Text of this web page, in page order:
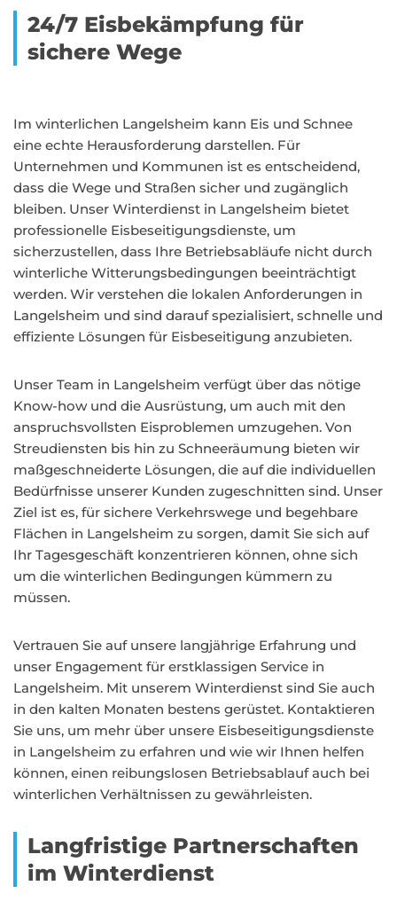
24/7 Eisbekämpfung für
sichere Wege
Im winterlichen Langelsheim kann Eis und Schnee
eine echte Herausforderung darstellen. Für
Unternehmen und Kommunen ist es entscheidend,
dass die Wege und Straßen sicher und zugänglich
bleiben. Unser Winterdienst in Langelsheim bietet
professionelle Eisbeseitigungsdienste, um
sicherzustellen, dass Ihre Betriebsabläufe nicht durch
winterliche Witterungsbedingungen beeinträchtigt
werden. Wir verstehen die lokalen Anforderungen in
Langelsheim und sind darauf spezialisiert, schnelle und
effiziente Lösungen für Eisbeseitigung anzubieten.
Unser Team in Langelsheim verfügt über das nötige
Know-how und die Ausrüstung, um auch mit den
anspruchsvollsten Eisproblemen umzugehen. Von
Streudiensten bis hin zu Schneeräumung bieten wir
maßgeschneiderte Lösungen, die auf die individuellen
Bedürfnisse unserer Kunden zugeschnitten sind. Unser
Ziel ist es, für sichere Verkehrswege und begehbare
Flächen in Langelsheim zu sorgen, damit Sie sich auf
Ihr Tagesgeschäft konzentrieren können, ohne sich
um die winterlichen Bedingungen kümmern zu
müssen.
Vertrauen Sie auf unsere langjährige Erfahrung und
unser Engagement für erstklassigen Service in
Langelsheim. Mit unserem Winterdienst sind Sie auch
in den kalten Monaten bestens gerüstet. Kontaktieren
Sie uns, um mehr über unsere Eisbeseitigungsdienste
in Langelsheim zu erfahren und wie wir Ihnen helfen
können, einen reibungslosen Betriebsablauf auch bei
winterlichen Verhältnissen zu gewährleisten.
Langfristige Partnerschaften
im Winterdienst